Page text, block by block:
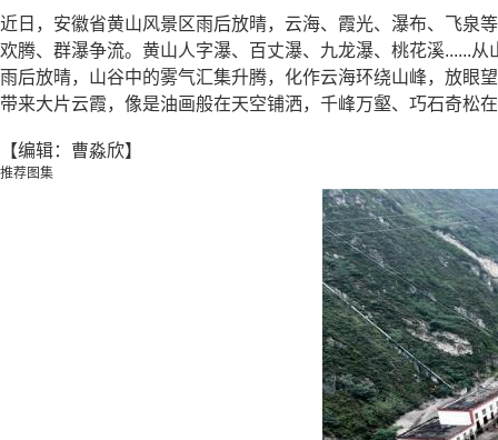
近日，安徽省黄山风景区雨后放晴，云海、霞光、瀑布、飞泉
欢腾、群瀑争流。黄山人字瀑、百丈瀑、九龙瀑、桃花溪......
雨后放晴，山谷中的雾气汇集升腾，化作云海环绕山峰，放眼
带来大片云霞，像是油画般在天空铺洒，千峰万壑、巧石奇松
【编辑：曹淼欣】
推荐图集